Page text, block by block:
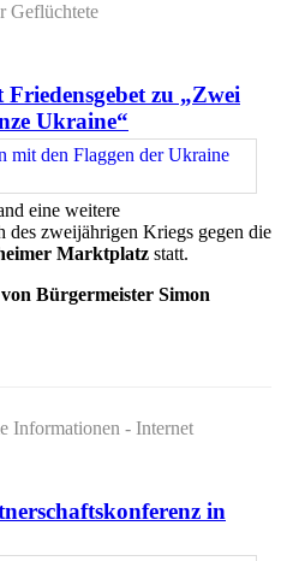
Geflüchtete
zu „Zwei
Ukraine“
eine weitere
des zweijährigen Kriegs gegen die
Marktplatz statt.
Bürgermeister Simon
Informationen - Internet
in